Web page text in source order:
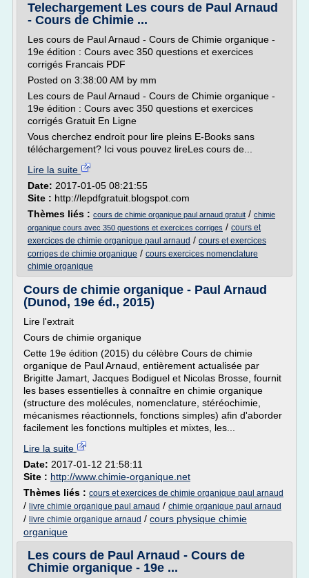
Telechargement Les cours de Paul Arnaud
- Cours de Chimie ...
Les cours de Paul Arnaud - Cours de Chimie organique -
19e édition : Cours avec 350 questions et exercices
corrigés Francais PDF
Posted on 3:38:00 AM by mm
Les cours de Paul Arnaud - Cours de Chimie organique -
19e édition : Cours avec 350 questions et exercices
corrigés Gratuit En Ligne
Vous cherchez endroit pour lire pleins E-Books sans
téléchargement? Ici vous pouvez lireLes cours de...
Lire la suite
Date: 2017-01-05 08:21:55
Site : http://lepdfgratuit.blogspot.com
Thèmes liés : cours de chimie organique paul arnaud gratuit / chimie
organique cours avec 350 questions et exercices corriges / cours et
exercices de chimie organique paul arnaud / cours et exercices
corriges de chimie organique / cours exercices nomenclature
chimie organique
Cours de chimie organique - Paul Arnaud
(Dunod, 19e éd., 2015)
Lire l'extrait
Cours de chimie organique
Cette 19e édition (2015) du célèbre Cours de chimie
organique de Paul Arnaud, entièrement actualisée par
Brigitte Jamart, Jacques Bodiguel et Nicolas Brosse, fournit
les bases essentielles à connaître en chimie organique
(structure des molécules, nomenclature, stéréochimie,
mécanismes réactionnels, fonctions simples) afin d'aborder
facilement les fonctions multiples et mixtes, les...
Lire la suite
Date: 2017-01-12 21:58:11
Site : http://www.chimie-organique.net
Thèmes liés : cours et exercices de chimie organique paul arnaud
/ livre chimie organique paul arnaud / chimie organique paul arnaud
/ livre chimie organique arnaud / cours physique chimie
organique
Les cours de Paul Arnaud - Cours de
Chimie organique - 19e ...